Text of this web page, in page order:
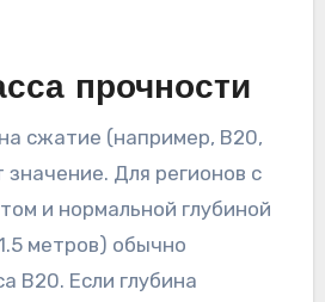
прочности
сжатие (например, B20,
Для регионов с
и нормальной глубиной
метров) обычно
B20. Если глубина